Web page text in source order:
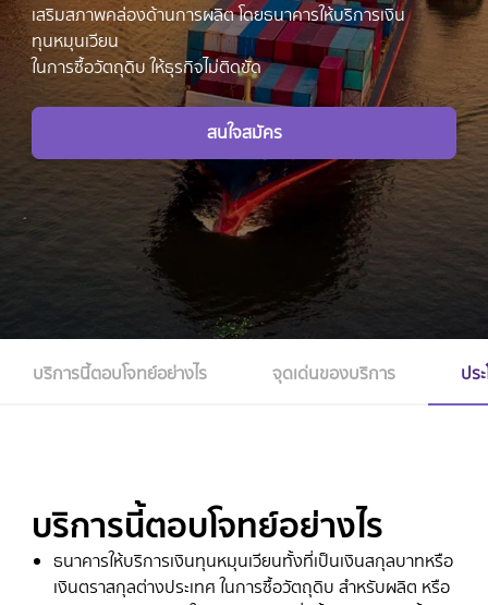
สำหรับผู้ถือหุ้น
เกี่ยวกับเรา
SCB Global Network
เสริมสภาพคล่องด้านการผลิต โดยธนาคารให้บริการเงิน
ทุนหมุนเวียน
ในการซื้อวัตถุดิบ ให้ธุรกิจไม่ติดขัด
สนใจสมัคร
บริการนี้ตอบโจทย์อย่างไร จุดเด่นของบริการ ปร
บริการนี้ตอบโจทย์อย่างไร
ธนาคารให้บริการเงินทุนหมุนเวียนทั้งที่เป็นเงินสกุลบาทหรือ
เงินตราสกุลต่างประเทศ ในการซื้อวัตถุดิบ สำหรับผลิต หรือ